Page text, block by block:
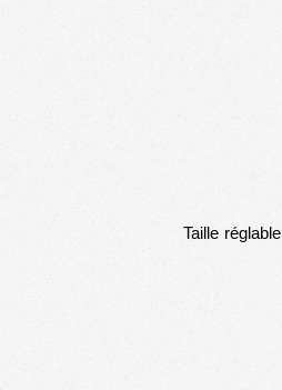
Taille réglable